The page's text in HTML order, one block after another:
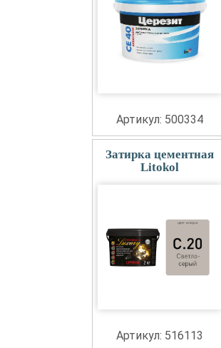
Артикул: 500334
Затирка цементная
Litokol
Артикул: 516113